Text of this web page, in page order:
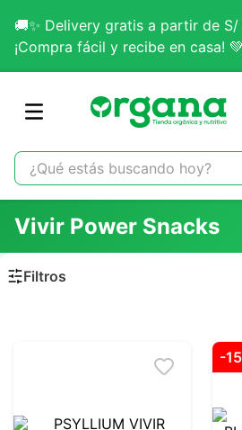
🚚✨ Delivery gratis a partir de
¡Compra fácil y recibe en casa! 💚
¿Qué estás buscando hoy?
1 .
omega 3
2.
citrato magnesio
glicinato magnesio
Vivir Power Snacks
-